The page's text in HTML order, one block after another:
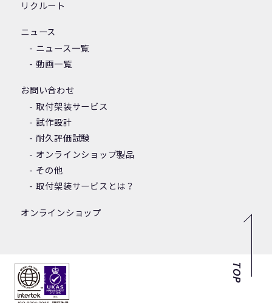
リクルート
ニュース
ニュース一覧
動画一覧
お問い合わせ
取付架装サービス
試作設計
耐久評価試験
オンラインショップ製品
その他
取付架装サービスとは？
オンラインショップ
TOP